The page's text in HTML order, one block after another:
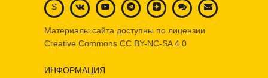
S
Материалы сайта доступны по лицензии
Creative Commons CC BY-NC-SA 4.0
ИНФОРМАЦИЯ